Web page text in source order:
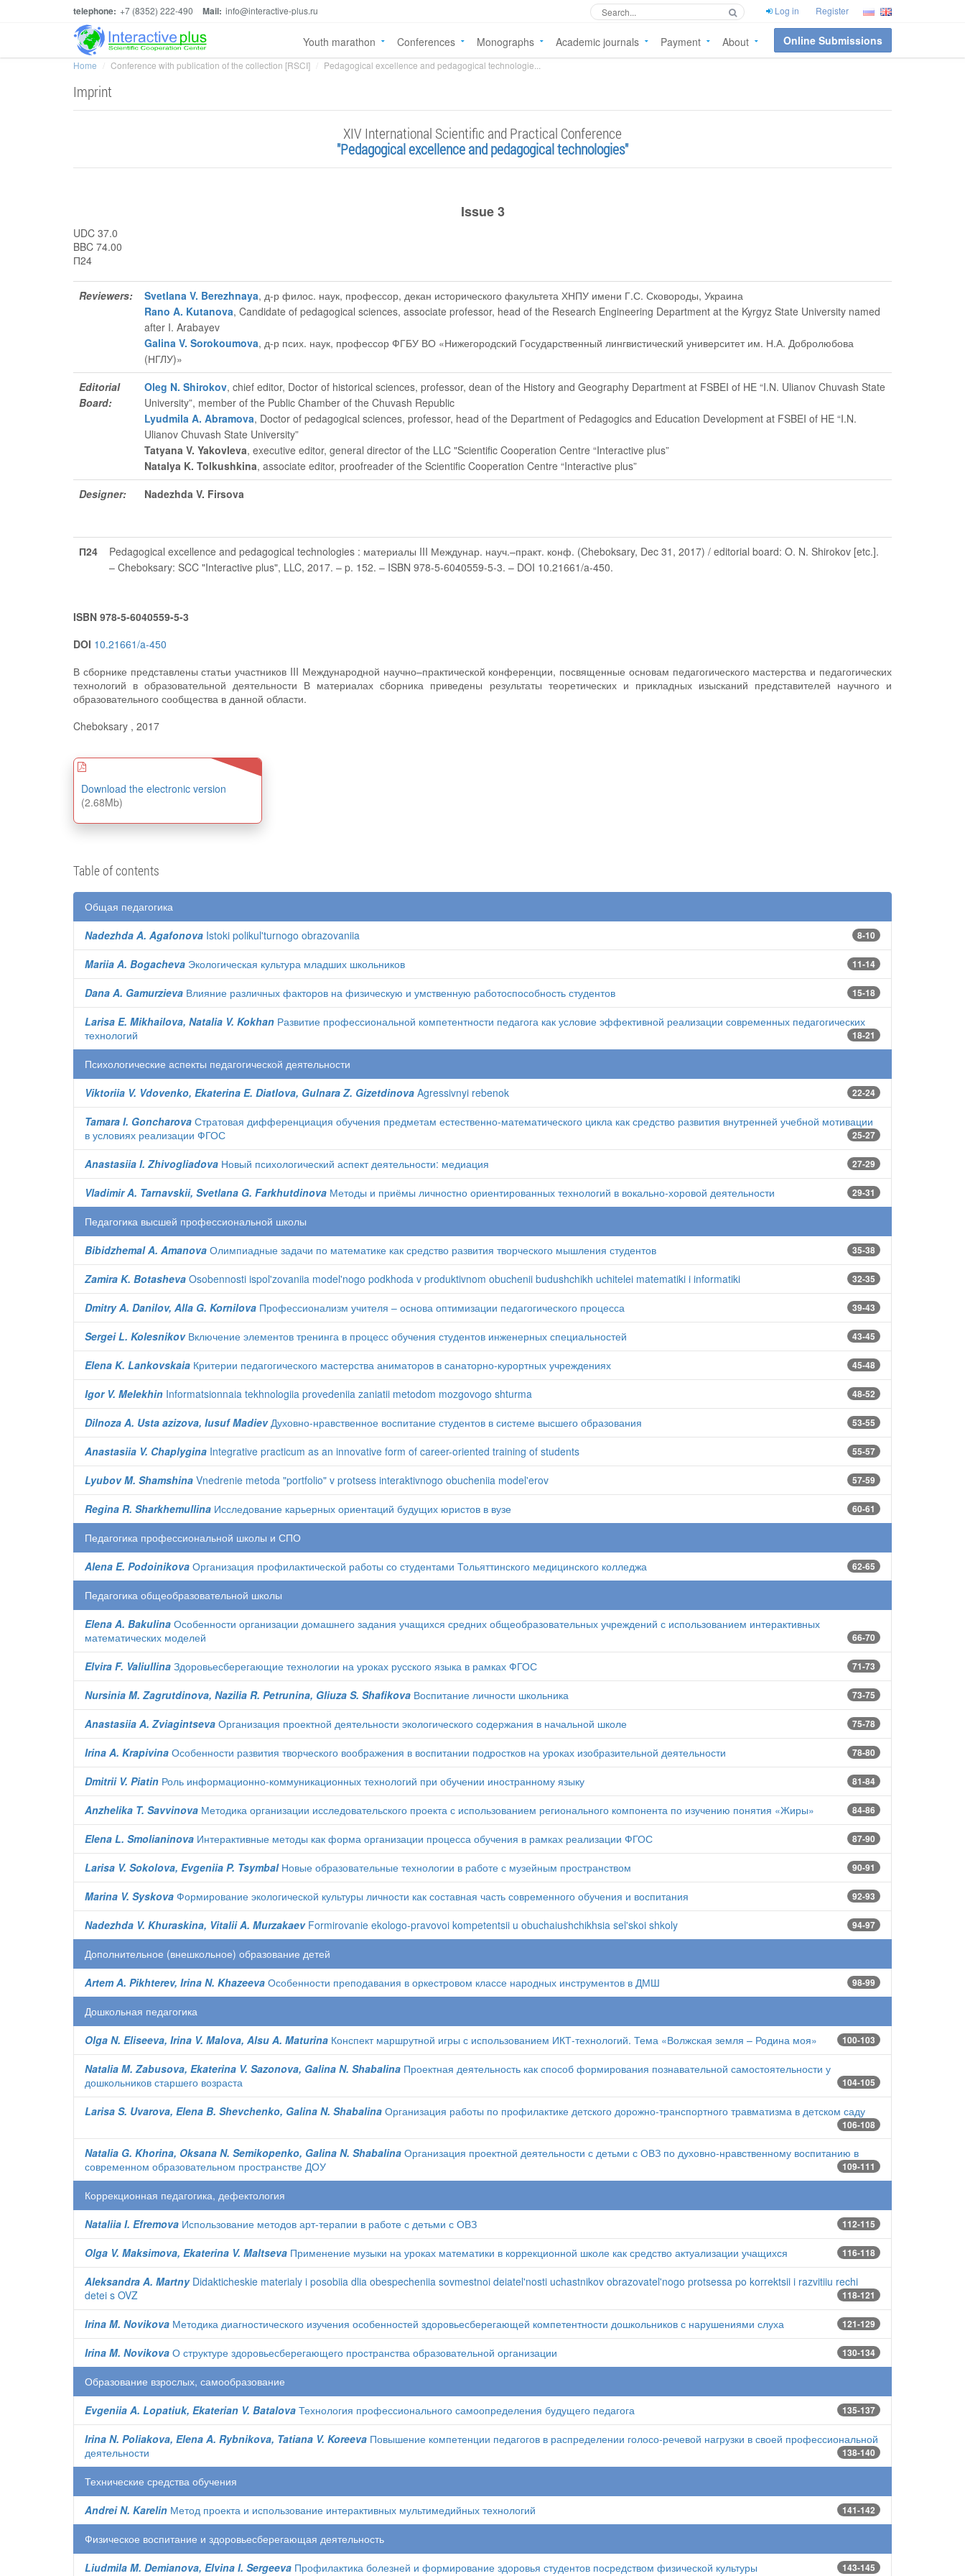
telephone: +7 (8352) 222-490 Mail: info@interactive-plus.ru Log in Register
Youth marathon Conferences Monographs Academic journals Payment About Online Submissions
Home Conference with publication of the collection [RSCI] Pedagogical excellence and pedagogical technologie...
Imprint
XIV International Scientific and Practical Conference
"Pedagogical excellence and pedagogical technologies"
Issue 3
UDC 37.0
BBC 74.00
П24
Reviewers: Svetlana V. Berezhnaya, д-р филос. наук, профессор, декан исторического факультета ХНПУ имени Г.С. Сковороды, Украина
Rano A. Kutanova, Candidate of pedagogical sciences, associate professor, head of the Research Engineering Department at the Kyrgyz State University named
after I. Arabayev
Galina V. Sorokoumova, д-р псих. наук, профессор ФГБУ ВО «Нижегородский Государственный лингвистический университет им. Н.А. Добролюбова
(НГЛУ)»
Editorial
Board:
Oleg N. Shirokov, chief editor, Doctor of historical sciences, professor, dean of the History and Geography Department at FSBEI of HE “I.N. Ulianov Chuvash State
University”, member of the Public Chamber of the Chuvash Republic
Lyudmila A. Abramova, Doctor of pedagogical sciences, professor, head of the Department of Pedagogics and Education Development at FSBEI of HE “I.N.
Ulianov Chuvash State University”
Tatyana V. Yakovleva, executive editor, general director of the LLC "Scientific Cooperation Centre “Interactive plus”
Natalya K. Tolkushkina, associate editor, proofreader of the Scientific Cooperation Centre “Interactive plus”
Designer:
Nadezhda V. Firsova
П24
Pedagogical excellence and pedagogical technologies : материалы III Междунар. науч.–практ. конф. (Cheboksary, Dec 31, 2017) / editorial board: O. N. Shirokov [etc.].
– Cheboksary: SCC "Interactive plus", LLC, 2017. – p. 152. – ISBN 978-5-6040559-5-3. – DOI 10.21661/a-450.
ISBN 978-5-6040559-5-3
DOI 10.21661/a-450
В сборнике представлены статьи участников III Международной научно–практической конференции, посвященные основам педагогического мастерства и педагогических
технологий в образовательной деятельности В материалах сборника приведены результаты теоретических и прикладных изысканий представителей научного и
образовательного сообщества в данной области.
Cheboksary , 2017
Download the electronic version
(2.68Mb)
Table of contents
Общая педагогика
Nadezhda A. Agafonova Istoki polikul'turnogo obrazovaniia 8-10
Mariia A. Bogacheva Экологическая культура младших школьников 11-14
Dana A. Gamurzieva Влияние различных факторов на физическую и умственную работоспособность студентов 15-18
Larisa E. Mikhailova, Natalia V. Kokhan Развитие профессиональной компетентности педагога как условие эффективной реализации современных педагогических
технологий
18-21
Психологические аспекты педагогической деятельности
Viktoriia V. Vdovenko, Ekaterina E. Diatlova, Gulnara Z. Gizetdinova Agressivnyi rebenok 22-24
Tamara I. Goncharova Стратовая дифференциация обучения предметам естественно-математического цикла как средство развития внутренней учебной мотивации
в условиях реализации ФГОС
25-27
Anastasiia I. Zhivogliadova Новый психологический аспект деятельности: медиация 27-29
Vladimir A. Tarnavskii, Svetlana G. Farkhutdinova Методы и приёмы личностно ориентированных технологий в вокально-хоровой деятельности 29-31
Педагогика высшей профессиональной школы
Bibidzhemal A. Amanova Олимпиадные задачи по математике как средство развития творческого мышления студентов 35-38
Zamira K. Botasheva Osobennosti ispol'zovaniia model'nogo podkhoda v produktivnom obuchenii budushchikh uchitelei matematiki i informatiki 32-35
Dmitry A. Danilov, Alla G. Kornilova Профессионализм учителя – основа оптимизации педагогического процесса 39-43
Sergei L. KolesnikovВключение элементов тренинга в процесс обучения студентов инженерных специальностей 43-45
Elena K. Lankovskaia Критерии педагогического мастерства аниматоров в санаторно-курортных учреждениях 45-48
Igor V. Melekhin Informatsionnaia tekhnologiia provedeniia zaniatii metodom mozgovogo shturma 48-52
Dilnoza A. Usta azizova, Iusuf MadievДуховно-нравственное воспитание студентов в системе высшего образования 53-55
Anastasiia V. Chaplygina Integrative practicum as an innovative form of career-oriented training of students 55-57
Lyubov M. Shamshina Vnedrenie metoda "portfolio" v protsess interaktivnogo obucheniia model'erov 57-59
Regina R. Sharkhemullina Исследование карьерных ориентаций будущих юристов в вузе 60-61
Педагогика профессиональной школы и СПО
Alena E. Podoinikova Организация профилактической работы со студентами Тольяттинского медицинского колледжа 62-65
Педагогика общеобразовательной школы
Elena A. Bakulina Особенности организации домашнего задания учащихся средних общеобразовательных учреждений с использованием интерактивных
математических моделей
66-70
Elvira F. Valiullina Здоровьесберегающие технологии на уроках русского языка в рамках ФГОС 71-73
Nursinia M. Zagrutdinova, Nazilia R. Petrunina, Gliuza S. Shafikova Воспитание личности школьника 73-75
Anastasiia A. Zviagintseva Организация проектной деятельности экологического содержания в начальной школе 75-78
Irina A. Krapivina Особенности развития творческого воображения в воспитании подростков на уроках изобразительной деятельности 78-80
Dmitrii V. Piatin Роль информационно-коммуникационных технологий при обучении иностранному языку 81-84
Anzhelika T. Savvinova Методика организации исследовательского проекта с использованием регионального компонента по изучению понятия «Жиры» 84-86
Elena L. Smolianinova Интерактивные методы как форма организации процесса обучения в рамках реализации ФГОС 87-90
Larisa V. Sokolova, Evgeniia P. TsymbalНовые образовательные технологии в работе с музейным пространством 90-91
Marina V. Syskova Формирование экологической культуры личности как составная часть современного обучения и воспитания 92-93
Nadezhda V. Khuraskina, Vitalii A. MurzakaevFormirovanie ekologo-pravovoi kompetentsii u obuchaiushchikhsia sel'skoi shkoly 94-97
Дополнительное (внешкольное) образование детей
Artem A. Pikhterev, Irina N. Khazeeva Особенности преподавания в оркестровом классе народных инструментов в ДМШ 98-99
Дошкольная педагогика
Olga N. Eliseeva, Irina V. Malova, Alsu A. Maturina Конспект маршрутной игры с использованием ИКТ-технологий. Тема «Волжская земля – Родина моя» 100-103
Natalia M. Zabusova, Ekaterina V. Sazonova, Galina N. Shabalina Проектная деятельность как способ формирования познавательной самостоятельности у
дошкольников старшего возраста
104-105
Larisa S. Uvarova, Elena B. Shevchenko, Galina N. Shabalina Организация работы по профилактике детского дорожно-транспортного травматизма в детском саду
106-108
Natalia G. Khorina, Oksana N. Semikopenko, Galina N. Shabalina Организация проектной деятельности с детьми с ОВЗ по духовно-нравственному воспитанию в
современном образовательном пространстве ДОУ
109-111
Коррекционная педагогика, дефектология
Nataliia I. Efremova Использование методов арт-терапии в работе с детьми с ОВЗ 112-115
Olga V. Maksimova, Ekaterina V. Maltseva Применение музыки на уроках математики в коррекционной школе как средство актуализации учащихся 116-118
Aleksandra A. MartnyDidakticheskie materialy i posobiia dlia obespecheniia sovmestnoi deiatel'nosti uchastnikov obrazovatel'nogo protsessa po korrektsii i razvitiiu rechi
detei s OVZ
118-121
Irina M. Novikova Методика диагностического изучения особенностей здоровьесберегающей компетентности дошкольников с нарушениями слуха 121-129
Irina M. Novikova О структуре здоровьесберегающего пространства образовательной организации 130-134
Образование взрослых, самообразование
Evgeniia A. Lopatiuk, Ekaterian V. Batalova Технология профессионального самоопределения будущего педагога 135-137
Irina N. Poliakova, Elena A. Rybnikova, Tatiana V. Koreeva Повышение компетенции педагогов в распределении голосо-речевой нагрузки в своей профессиональной
деятельности
138-140
Технические средства обучения
Andrei N. Karelin Метод проекта и использование интерактивных мультимедийных технологий 141-142
Физическое воспитание и здоровьесберегающая деятельность
Liudmila M. Demianova, Elvina I. Sergeeva Профилактика болезней и формирование здоровья студентов посредством физической культуры 143-145